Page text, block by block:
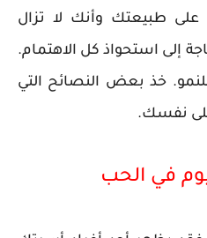
على طبيعتك وأنك لا تزال
إلى استحواذ كل الاهتمام.
خذ بعض النصائح التي
نفسك.
في الحب